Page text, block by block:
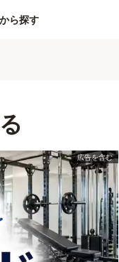
ら探す